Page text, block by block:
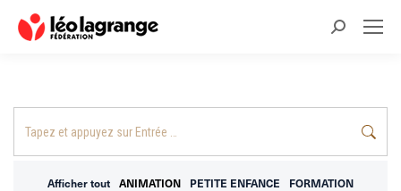
Recherche
Afficher tout ANIMATION PETITE ENFANCE
FORMATION